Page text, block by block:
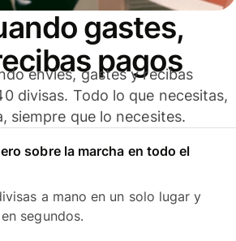
gastes,
pagos
envíes, gastes y recibas
divisas. Todo lo que necesitas,
siempre que lo necesites.
sobre la marcha en todo el
a mano en un solo lugar y
segundos.